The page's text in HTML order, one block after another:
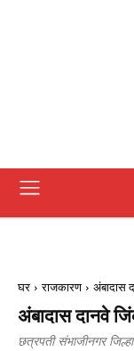
घर राजकारण अंबादास
अंबादास दानवे
छत्रपती संभाजीनगर